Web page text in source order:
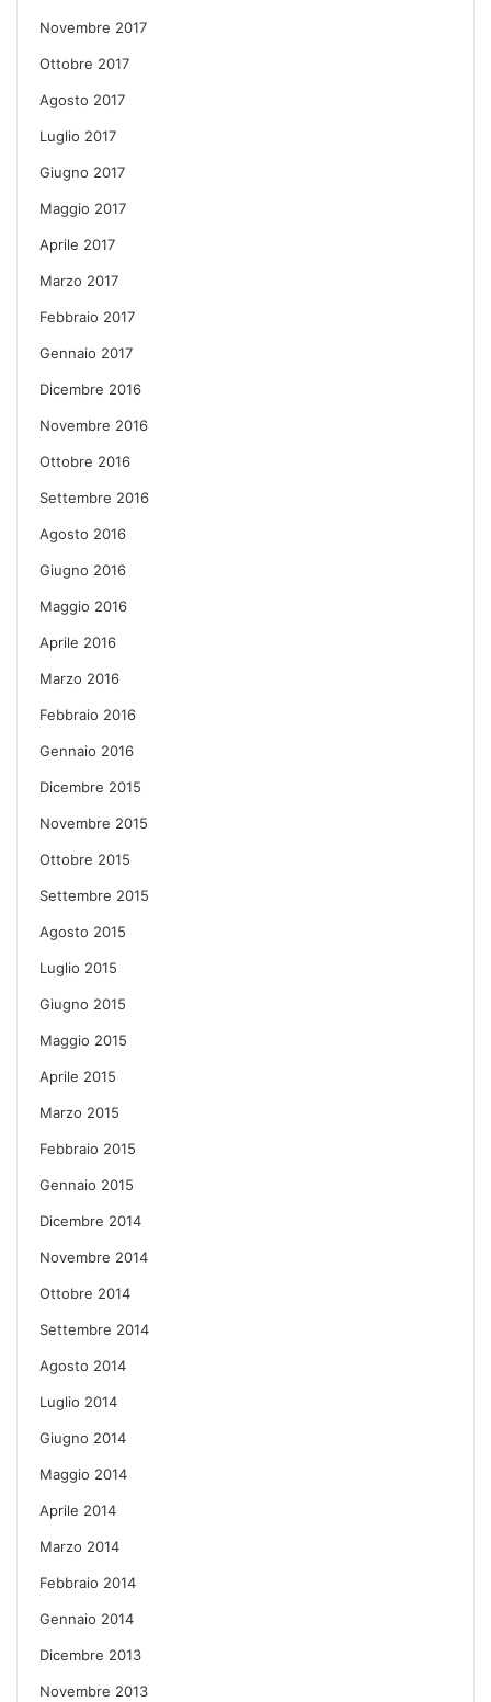
Novembre 2017
Ottobre 2017
Agosto 2017
Luglio 2017
Giugno 2017
Maggio 2017
Aprile 2017
Marzo 2017
Febbraio 2017
Gennaio 2017
Dicembre 2016
Novembre 2016
Ottobre 2016
Settembre 2016
Agosto 2016
Giugno 2016
Maggio 2016
Aprile 2016
Marzo 2016
Febbraio 2016
Gennaio 2016
Dicembre 2015
Novembre 2015
Ottobre 2015
Settembre 2015
Agosto 2015
Luglio 2015
Giugno 2015
Maggio 2015
Aprile 2015
Marzo 2015
Febbraio 2015
Gennaio 2015
Dicembre 2014
Novembre 2014
Ottobre 2014
Settembre 2014
Agosto 2014
Luglio 2014
Giugno 2014
Maggio 2014
Aprile 2014
Marzo 2014
Febbraio 2014
Gennaio 2014
Dicembre 2013
Novembre 2013